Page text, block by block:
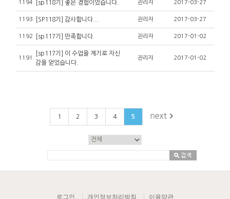
1194 [sp118기] 좋은 경험이었습니다. 괸리자 2017-03-27
1193 [SP118기] 감사합니다... 괸리자 2017-03-27
1192 [sp117기] 만족합니다. 괸리자 2017-01-02
1191
[sp117기] 이 수업을 계기로 자신
감을 얻었습니다.
괸리자 2017-01-02
1 2 3 4 5
로그인 개인정보처리방침 이용약관